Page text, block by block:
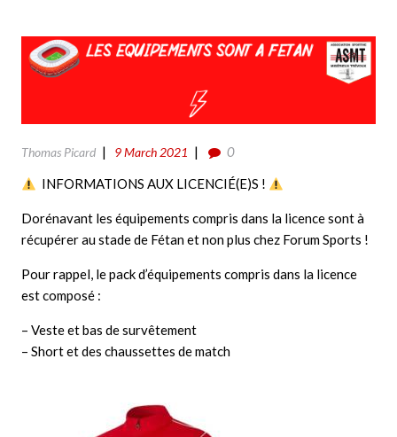
Thomas Picard 9 March 2021
0
INFORMATIONS AUX LICENCIÉ(E)S !
Dorénavant les équipements compris dans la licence sont à
récupérer au stade de Fétan et non plus chez Forum Sports !
Pour rappel, le pack d’équipements compris dans la licence
est composé :
– Veste et bas de survêtement
– Short et des chaussettes de match